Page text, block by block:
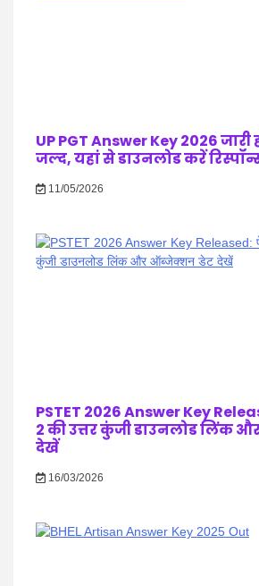
UP PGT Answer Key 2026 जारी
जल्द, यहां से डाउनलोड करें
11/05/2026
PSTET 2026 Answer Key
2 की उत्तर कुंजी डाउनलोड लिंक
देखें
16/03/2026